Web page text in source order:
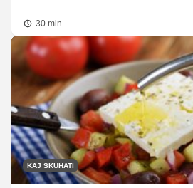
30 min
KAJ SKUHATI